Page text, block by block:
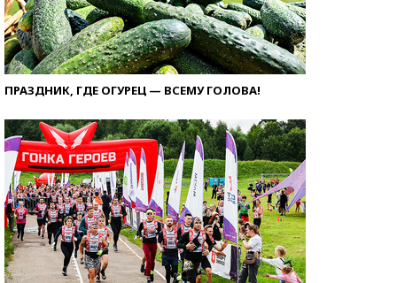
ПРАЗДНИК, ГДЕ ОГУРЕЦ — ВСЕМУ ГОЛОВА!